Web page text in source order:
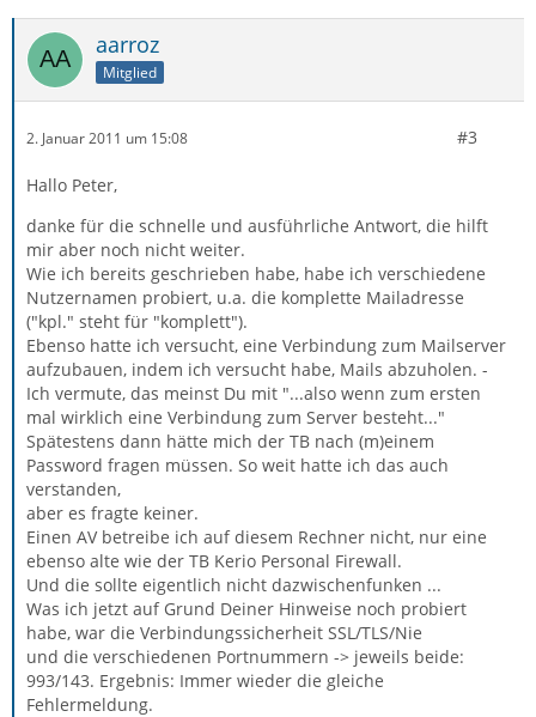
aarroz
Mitglied
2. Januar 2011 um 15:08 #3
Hallo Peter,
danke für die schnelle und ausführliche Antwort, die hilft
mir aber noch nicht weiter.
Wie ich bereits geschrieben habe, habe ich verschiedene
Nutzernamen probiert, u.a. die komplette Mailadresse
("kpl." steht für "komplett").
Ebenso hatte ich versucht, eine Verbindung zum Mailserver
aufzubauen, indem ich versucht habe, Mails abzuholen. -
Ich vermute, das meinst Du mit "...also wenn zum ersten
mal wirklich eine Verbindung zum Server besteht..."
Spätestens dann hätte mich der TB nach (m)einem
Password fragen müssen. So weit hatte ich das auch
verstanden,
aber es fragte keiner.
Einen AV betreibe ich auf diesem Rechner nicht, nur eine
ebenso alte wie der TB Kerio Personal Firewall.
Und die sollte eigentlich nicht dazwischenfunken ...
Was ich jetzt auf Grund Deiner Hinweise noch probiert
habe, war die Verbindungssicherheit SSL/TLS/Nie
und die verschiedenen Portnummern -> jeweils beide:
993/143. Ergebnis: Immer wieder die gleiche
Fehlermeldung.